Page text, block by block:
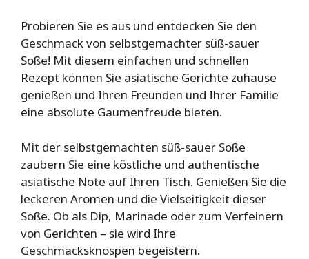
Probieren Sie es aus und entdecken Sie den
Geschmack von selbstgemachter süß-sauer
Soße! Mit diesem einfachen und schnellen
Rezept können Sie asiatische Gerichte zuhause
genießen und Ihren Freunden und Ihrer Familie
eine absolute Gaumenfreude bieten.
Mit der selbstgemachten süß-sauer Soße
zaubern Sie eine köstliche und authentische
asiatische Note auf Ihren Tisch. Genießen Sie die
leckeren Aromen und die Vielseitigkeit dieser
Soße. Ob als Dip, Marinade oder zum Verfeinern
von Gerichten – sie wird Ihre
Geschmacksknospen begeistern.